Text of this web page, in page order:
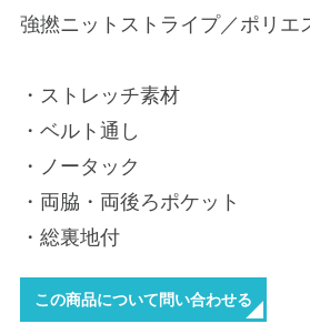
強撚ニットストライプ／ポリエ
・ストレッチ素材
・ベルト通し
・ノータック
・両脇・両後ろポケット
・総裏地付
この商品について問い合わせる